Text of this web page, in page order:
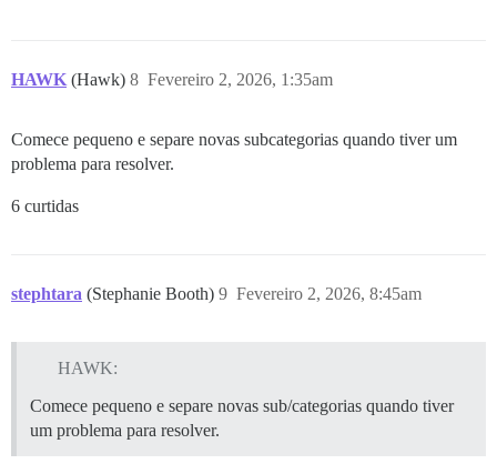
HAWK (Hawk) Fevereiro 2, 2026, 1:35am
8
Comece pequeno e separe novas subcategorias quando tiver um
problema para resolver.
6 curtidas
stephtara (Stephanie Booth) Fevereiro 2, 2026, 8:45am
9
HAWK:
Comece pequeno e separe novas sub/categorias quando tiver
um problema para resolver.